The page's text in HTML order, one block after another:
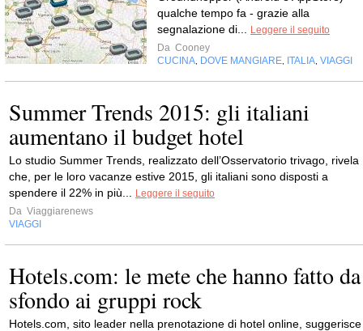
qualche tempo fa - grazie alla
segnalazione di...
Leggere il seguito
Da Cooney
CUCINA DOVE MANGIARE ITALIA VIAGGI
Summer Trends 2015: gli italiani
aumentano il budget hotel
Lo studio Summer Trends, realizzato dell’Osservatorio trivago, rivela
che, per le loro vacanze estive 2015, gli italiani sono disposti a
spendere il 22% in più...
Leggere il seguito
Da Viaggiarenews
VIAGGI
Hotels.com: le mete che hanno fatto da
sfondo ai gruppi rock
Hotels.com, sito leader nella prenotazione di hotel online, suggerisce